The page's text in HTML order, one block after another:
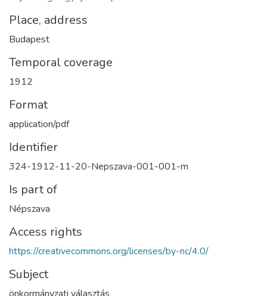
Place, address
Budapest
Temporal coverage
1912
Format
application/pdf
Identifier
324-1912-11-20-Nepszava-001-001-m
Is part of
Népszava
Access rights
https://creativecommons.org/licenses/by-nc/4.0/
Subject
önkormányzati választás